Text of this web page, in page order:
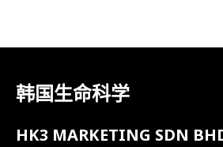
韩国生命科学
HK3 MARKETING SDN